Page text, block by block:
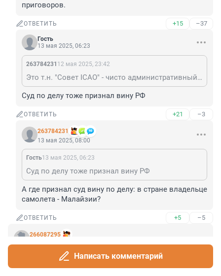
приговоров.
ОТВЕТИТЬ +15 –37
Гость
13 мая 2025, 06:23
263784231 12 мая 2025, 23:42
Это т.н. "Совет ICAO" - чисто административный орган для координации работы в самой организации не обладающий абсолютно никакими полномочиями для расследования или вынесения приговоров.
Суд по делу тоже признал вину РФ
ОТВЕТИТЬ +21 –3
263784231
13 мая 2025, 08:00
Гость13 мая 2025, 06:23
Суд по делу тоже признал вину РФ
А где признал суд вину по делу: в стране владельце
самолета - Малайзии?
ОТВЕТИТЬ +5 –5
266087295
12 мая 2025, 21:51
И здесь засада! Написать комментарий